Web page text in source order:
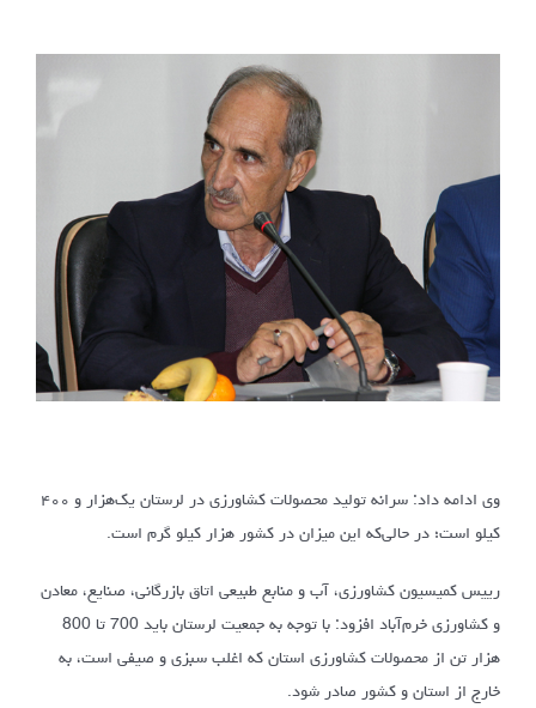
وی ادامه داد: سرانه تولید محصولات کشاورزی در لرستان یک‌هزار و ۴۰۰
کیلو است؛ در حالی‌که این میزان در کشور هزار کیلو گرم است.
رییس کمیسیون کشاورزی، آب و منابع طبیعی اتاق بازرگانی، صنایع، معادن
و کشاورزی خرم‌آباد افزود: با توجه به جمعیت لرستان باید 700 تا 800
هزار تن از محصولات کشاورزی استان که اغلب سبزی و صیفی است، به
خارج از استان و کشور صادر شود.